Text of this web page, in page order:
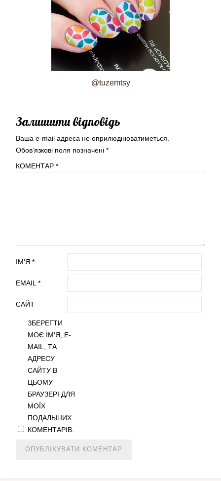
@tuzemtsy
Залишити відповідь
Ваша e-mail адреса не оприлюднюватиметься.
Обов’язкові поля позначені *
КОМЕНТАР *
ІМ'Я *
EMAIL *
САЙТ
ЗБЕРЕГТИ
МОЄ ІМ'Я, E-
MAIL, ТА
АДРЕСУ
САЙТУ В
ЦЬОМУ
БРАУЗЕРІ ДЛЯ
МОЇХ
ПОДАЛЬШИХ
КОМЕНТАРІВ.